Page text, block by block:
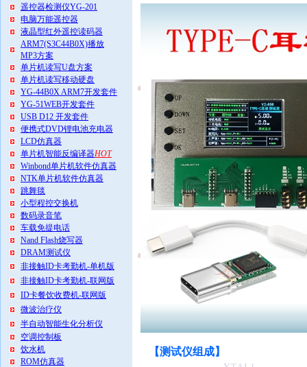
遥控器检测仪YG-201
电脑万能遥控器
液晶型红外遥控读码器
ARM7(S3C44B0X)播放
MP3方案
单片机读写U盘方案
单片机读写移动硬盘
YG-44B0X ARM7开发套件
YG-51WEB开发套件
USB D12 开发套件
便携式DVD锂电池充电器
LCD仿真器
单片机智能反编译器HOT
Winbond单片机软件仿真器
NTK单片机软件仿真器
跳舞毯
小型程控交换机
数码录音笔
车载免提电话
Nand Flash烧写器
DRAM测试仪
非接触ID卡考勤机-单机版
非接触ID卡考勤机-联网版
ID卡餐饮收费机-联网版
微波治疗仪
半自动智能生化分析仪
空调控制板
饮水机
ROM仿真器
【测试仪组成】